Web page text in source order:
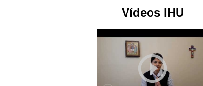
Vídeos IHU
play_circle_outline